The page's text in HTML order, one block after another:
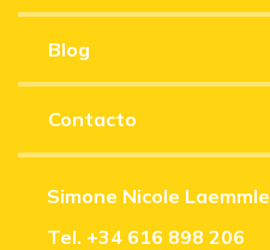
Simone Nicole Laemmle
Tel. +34 616 898 206
Blog
Contacto